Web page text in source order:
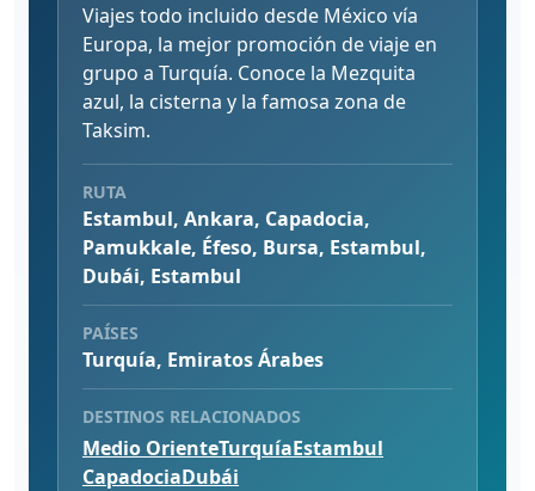
Viajes todo incluido desde México vía
Europa, la mejor promoción de viaje en
grupo a Turquía. Conoce la Mezquita
azul, la cisterna y la famosa zona de
Taksim.
RUTA
Estambul, Ankara, Capadocia,
Pamukkale, Éfeso, Bursa, Estambul,
Dubái, Estambul
PAÍSES
Turquía, Emiratos Árabes
DESTINOS RELACIONADOS
Medio OrienteTurquíaEstambul
CapadociaDubái